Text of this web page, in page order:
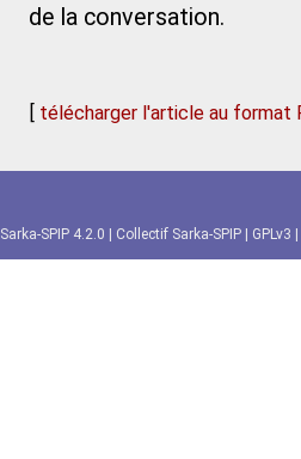
de la conversation.
[ télécharger l'article au format
Sarka-SPIP 4.2.0 Collectif Sarka-SPIP GPLv3